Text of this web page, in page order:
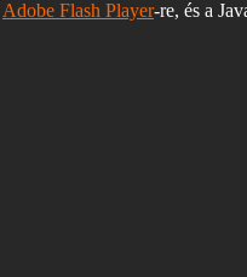
Adobe Flash Player-re, és a